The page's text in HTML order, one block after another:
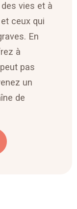
vies et à
ceux qui
En
à
pas
un
de